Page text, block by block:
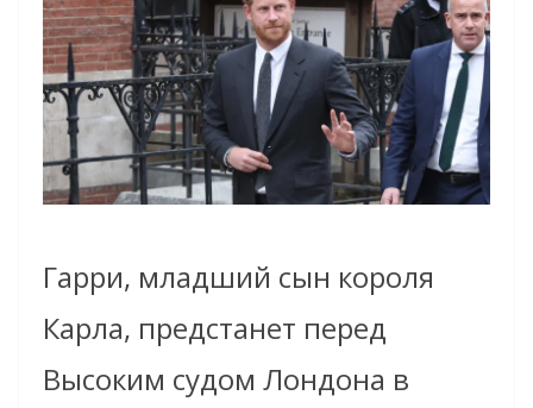
Гарри, младший сын короля
Карла, предстанет перед
Высоким судом Лондона в